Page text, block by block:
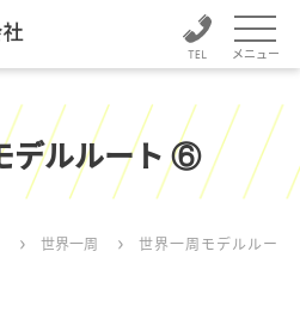
メニュー
デルルート ⑥
世界一周 世界一周モデルルー